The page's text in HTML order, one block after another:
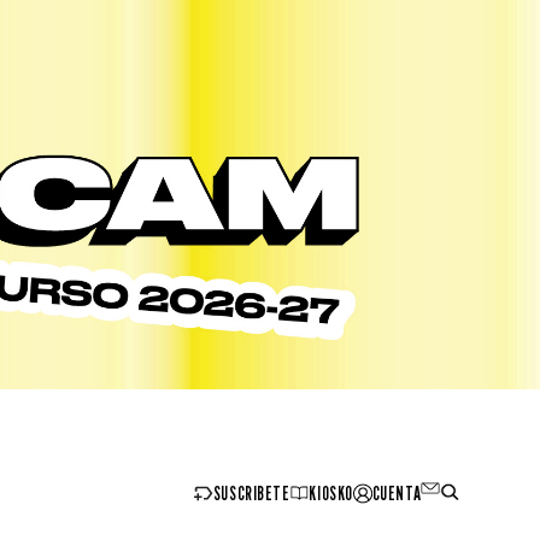
SUSCRIBETE KIOSKO CUENTA